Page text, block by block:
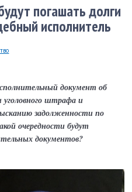
погашать долги
исполнитель
документ об
штрафа и
задолженности по
очередности будут
документов?